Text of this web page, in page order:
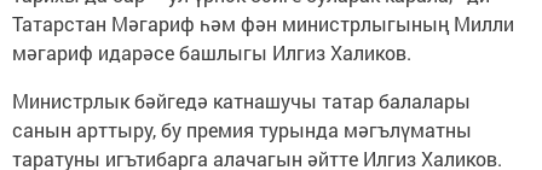
Татарстан Мәгариф һәм фән министрлыгының Милли
мәгариф идарәсе башлыгы Илгиз Халиков.
Министрлык бәйгедә катнашучы татар балалары
санын арттыру, бу премия турында мәгълүматны
таратуны игътибарга алачагын әйтте Илгиз Халиков.